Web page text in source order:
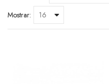
Mostrar: